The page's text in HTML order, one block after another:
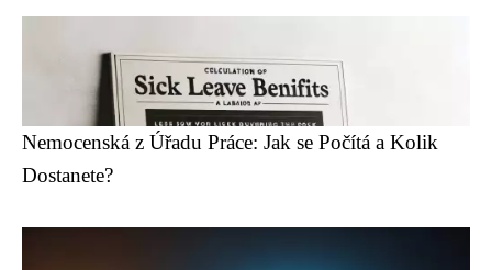
Nemocenská z Úřadu Práce: Jak se Počítá a Kolik
Dostanete?